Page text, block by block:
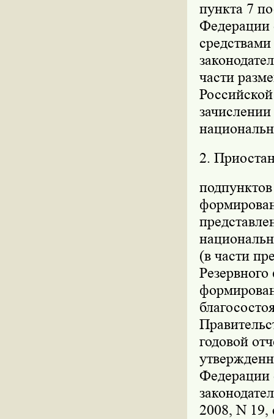
пункта 7
Федерации
части
2.
(в части
годовой
Федерации
2008, N 19,